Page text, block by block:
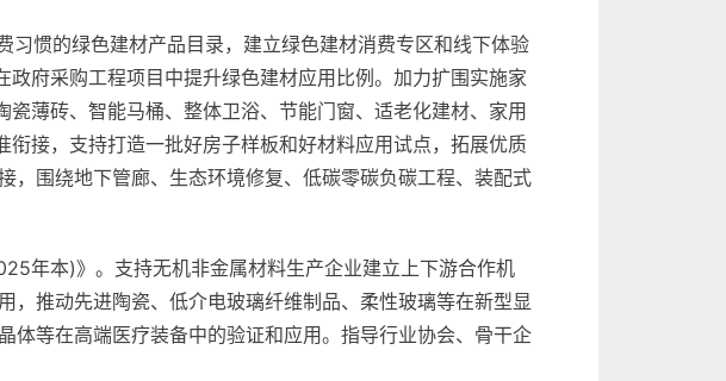
惯的绿色建材产品目录，建立绿色建材消费专区和线下体验
府采购工程项目中提升绿色建材应用比例。加力扩围实施家
薄砖、智能马桶、整体卫浴、节能门窗、适老化建材、家用
接，支持打造一批好房子样板和好材料应用试点，拓展优质
，围绕地下管廊、生态环境修复、低碳零碳负碳工程、装配式
年本)》。支持无机非金属材料生产企业建立上下游合作机
推动先进陶瓷、低介电玻璃纤维制品、柔性玻璃等在新型显
体等在高端医疗装备中的验证和应用。指导行业协会、骨干企